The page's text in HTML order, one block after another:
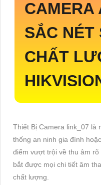
CAMERA
SẮC NÉT
CHẤT
Thiết Bị Camera link_07 là
thống an ninh gia đình
điểm vượt trội về thu âm
bắt được mọi chi tiết âm
chất lượng.